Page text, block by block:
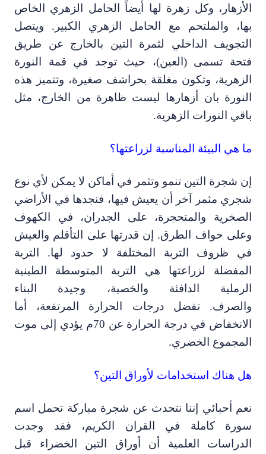
، وكل زهرة لها أيضاً الحامل الزهري الخاص
والملتحم مع الحامل الزهري الكبير. ويتصل
الداخلي لثمرة التين بالخارج عن طريق
تسمى (العين)،حيث توجد في قمة النورة
،وتكون مغلقة بحراشف صغيرة،وتتميز هذه
بان أزهارها ليست ظاهرة من الخارج،مثل
النورات الزهرية.
هي البيئة المناسبة لزراعتها؟
شجرة التين تنمو وتثمر في أماكن لا يمكن لأي نوع
مثمر آخر أن يعيش فيها، فنجدها في الأراضي
والمتحجرة، على الجدران، في الكهوف
حواف الطرق. إن قدرتها على التأقلم والعيش
ظروف التربة المختلفة لا حدود لها. التربة
لزراعتها هي التربة المتوسطة الطينية
الدافئة والخصبة،وجيدة البناء
تفضل درجات الحرارة المرتفعة،أما
في درجة الحرارة عن 70م يؤدي إلى موت
الخضري.
هناك استخدامات لأوراق التين؟
أحبائي إننا نتحدث عن شجرة مباركة تحمل اسم
كاملة في القران الكريم، فقد وجدت
العلمية أن أوراق التين الخضراء قبل